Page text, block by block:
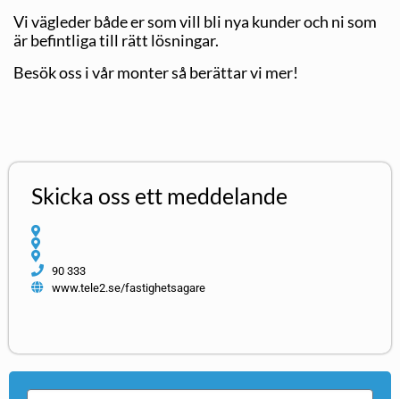
Vi vägleder både er som vill bli nya kunder och ni som
är befintliga till rätt lösningar.
Besök oss i vår monter så berättar vi mer!
Skicka oss ett meddelande
90 333
www.tele2.se/fastighetsagare